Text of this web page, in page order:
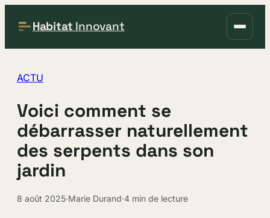
Habitat Innovant
ACTU
Voici comment se
débarrasser naturellement
des serpents dans son
jardin
8 août 2025·Marie Durand·4 min de lecture